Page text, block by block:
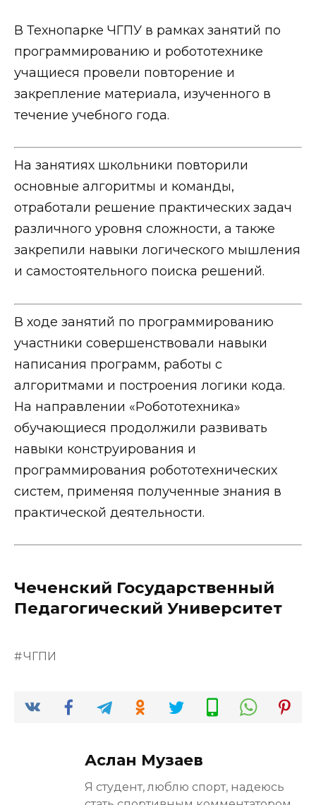
В Технопарке ЧГПУ в рамках занятий по
программированию и робототехнике
учащиеся провели повторение и
закрепление материала, изученного в
течение учебного года.
На занятиях школьники повторили
основные алгоритмы и команды,
отработали решение практических задач
различного уровня сложности, а также
закрепили навыки логического мышления
и самостоятельного поиска решений.
В ходе занятий по программированию
участники совершенствовали навыки
написания программ, работы с
алгоритмами и построения логики кода.
На направлении «Робототехника»
обучающиеся продолжили развивать
навыки конструирования и
программирования робототехнических
систем, применяя полученные знания в
практической деятельности.
Чеченский Государственный
Педагогический Университет
ЧГПИ
Аслан Музаев
Я студент, люблю спорт, надеюсь